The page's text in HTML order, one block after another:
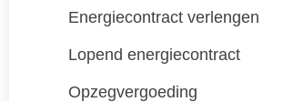
Energiecontract verlengen
Lopend energiecontract
Opzegvergoeding